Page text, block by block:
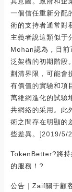
一個信任重新分配
術的支持者通常對
主義者說這類似于
Mohan認為，目前
泛架構的初期階段
劃清界限，可能會
有價值的實驗和項
萬維網進化的試驗
共網絡的采用。此
術之間存在明顯的
些差異。[2019/5/
TokenBetter?將持
的服務！?
公告 | Zaif關于顧